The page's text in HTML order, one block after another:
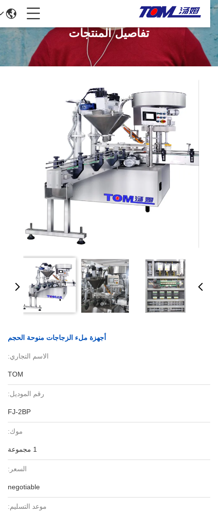
تفاصيل المنتجات
أجهزة ملء الزجاجات منوحة الحجم
الاسم التجاري:
TOM
رقم الموديل:
FJ-2BP
موك:
السعر:
negotiable
موعد التسليم: